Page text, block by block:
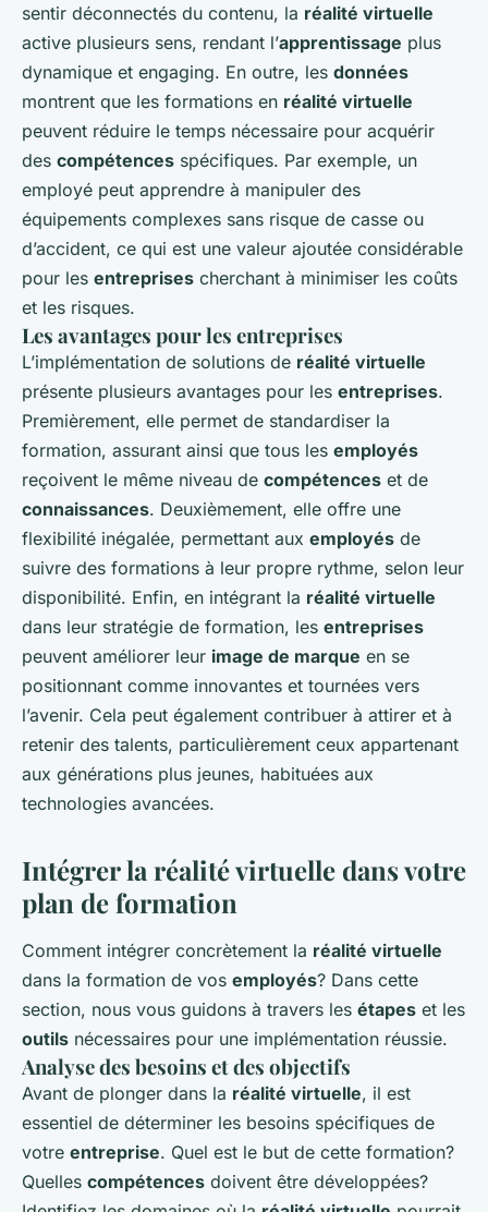
sentir déconnectés du contenu, la réalité virtuelle
active plusieurs sens, rendant l’apprentissage plus
dynamique et engaging. En outre, les données
montrent que les formations en réalité virtuelle
peuvent réduire le temps nécessaire pour acquérir
des compétences spécifiques. Par exemple, un
employé peut apprendre à manipuler des
équipements complexes sans risque de casse ou
d’accident, ce qui est une valeur ajoutée considérable
pour les entreprises cherchant à minimiser les coûts
et les risques.
Les avantages pour les entreprises
L’implémentation de solutions de réalité virtuelle
présente plusieurs avantages pour les entreprises.
Premièrement, elle permet de standardiser la
formation, assurant ainsi que tous les employés
reçoivent le même niveau de compétences et de
connaissances. Deuxièmement, elle offre une
flexibilité inégalée, permettant aux employés de
suivre des formations à leur propre rythme, selon leur
disponibilité. Enfin, en intégrant la réalité virtuelle
dans leur stratégie de formation, les entreprises
peuvent améliorer leur image de marque en se
positionnant comme innovantes et tournées vers
l’avenir. Cela peut également contribuer à attirer et à
retenir des talents, particulièrement ceux appartenant
aux générations plus jeunes, habituées aux
technologies avancées.
Intégrer la réalité virtuelle dans votre
plan de formation
Comment intégrer concrètement la réalité virtuelle
dans la formation de vos employés? Dans cette
section, nous vous guidons à travers les étapes et les
outils nécessaires pour une implémentation réussie.
Analyse des besoins et des objectifs
Avant de plonger dans la réalité virtuelle, il est
essentiel de déterminer les besoins spécifiques de
votre entreprise. Quel est le but de cette formation?
Quelles compétences doivent être développées?